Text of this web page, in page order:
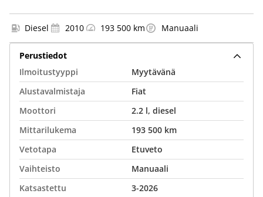
Diesel 2010 193 500 km Manuaali
Perustiedot
Ilmoitustyyppi
Myytävänä
Alustavalmistaja
Fiat
Moottori
2.2 l, diesel
Mittarilukema
193 500 km
Vetotapa
Etuveto
Vaihteisto
Manuaali
Katsastettu
3-2026